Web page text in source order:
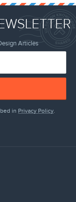
Articles
in Privacy Policy